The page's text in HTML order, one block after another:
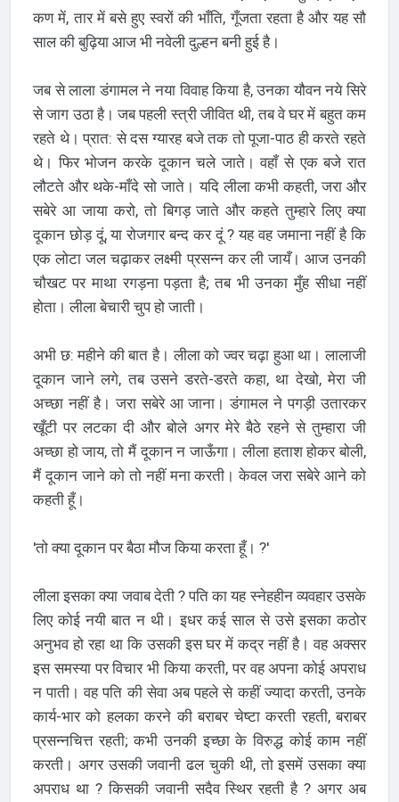
कण में, तार में बसे हुए स्वरों की भाँति, गूँजता रहता है और यह सौ
साल की बुढ़िया आज भी नवेली दुल्हन बनी हुई है।
जब से लाला डंगामल ने नया विवाह किया है, उनका यौवन नये सिरे
से जाग उठा है। जब पहली स्त्री जीवित थी, तब वे घर में बहुत कम
रहते थे। प्रात: से दस ग्यारह बजे तक तो पूजा-पाठ ही करते रहते
थे। फिर भोजन करके दूकान चले जाते। वहाँ से एक बजे रात
लौटते और थके-माँदे सो जाते। यदि लीला कभी कहती, जरा और
सबेरे आ जाया करो, तो बिगड़ जाते और कहते तुम्हारे लिए क्या
दूकान छोड़ दूं, या रोजगार बन्द कर दूं ? यह वह जमाना नहीं है कि
एक लोटा जल चढ़ाकर लक्ष्मी प्रसन्न कर ली जायँ। आज उनकी
चौखट पर माथा रगड़ना पड़ता है; तब भी उनका मुँह सीधा नहीं
होता। लीला बेचारी चुप हो जाती।
अभी छ: महीने की बात है। लीला को ज्वर चढ़ा हुआ था। लालाजी
दूकान जाने लगे, तब उसने डरते-डरते कहा, था देखो, मेरा जी
अच्छा नहीं है। जरा सबेरे आ जाना। डंगामल ने पगड़ी उतारकर
खूँटी पर लटका दी और बोले अगर मेरे बैठे रहने से तुम्हारा जी
अच्छा हो जाय, तो मैं दूकान न जाऊँगा। लीला हताश होकर बोली,
मैं दूकान जाने को तो नहीं मना करती। केवल जरा सबेरे आने को
कहती हूँ।
'तो क्या दूकान पर बैठा मौज किया करता हूँ। ?'
लीला इसका क्या जवाब देती ? पति का यह स्नेहहीन व्यवहार उसके
लिए कोई नयी बात न थी। इधर कई साल से उसे इसका कठोर
अनुभव हो रहा था कि उसकी इस घर में कद्र नहीं है। वह अक्सर
इस समस्या पर विचार भी किया करती, पर वह अपना कोई अपराध
न पाती। वह पति की सेवा अब पहले से कहीं ज्यादा करती, उनके
कार्य-भार को हलका करने की बराबर चेष्टा करती रहती, बराबर
प्रसन्नचित्त रहती; कभी उनकी इच्छा के विरुद्ध कोई काम नहीं
करती। अगर उसकी जवानी ढल चुकी थी, तो इसमें उसका क्या
अपराध था ? किसकी जवानी सदैव स्थिर रहती है ? अगर अब